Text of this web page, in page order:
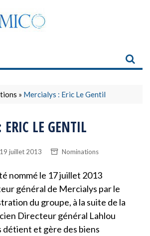
» Mercialys : Eric Le Gentil
LE GENTIL
19 juillet 2013 Nominations
nommé le 17 juillet 2013
général de Mercialys par le
du groupe, à la suite de la
Directeur général Lahlou
et gère des biens